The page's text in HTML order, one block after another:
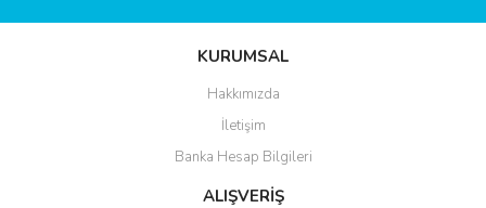
KURUMSAL
Hakkımızda
İletişim
Banka Hesap Bilgileri
ALIŞVERİŞ